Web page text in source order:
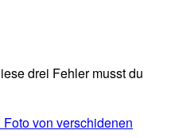
drei Fehler musst du